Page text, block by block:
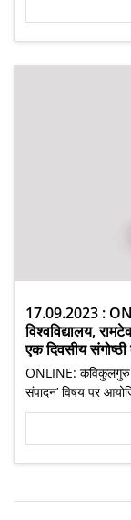
17.09.2023 :
विश्वविद्यालय,
एक दिवसीय
ONLINE: कविकुलगुरु
संपादन’ विषय पर